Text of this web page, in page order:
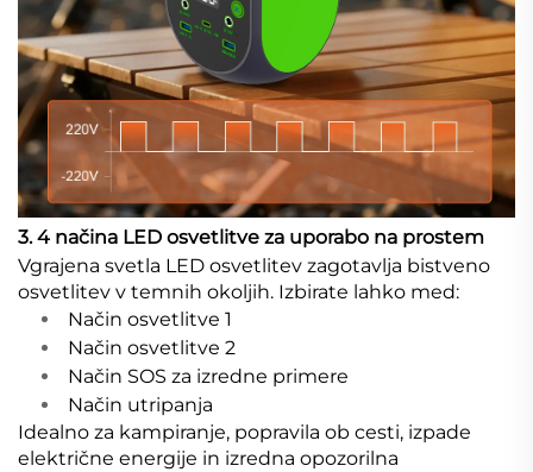
3. 4 načina LED osvetlitve za uporabo na prostem
Vgrajena svetla LED osvetlitev zagotavlja bistveno
osvetlitev v temnih okoljih. Izbirate lahko med:
Način osvetlitve 1
Način osvetlitve 2
Način SOS za izredne primere
Način utripanja
Idealno za kampiranje, popravila ob cesti, izpade
električne energije in izredna opozorilna